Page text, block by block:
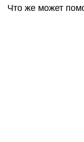
Что же может